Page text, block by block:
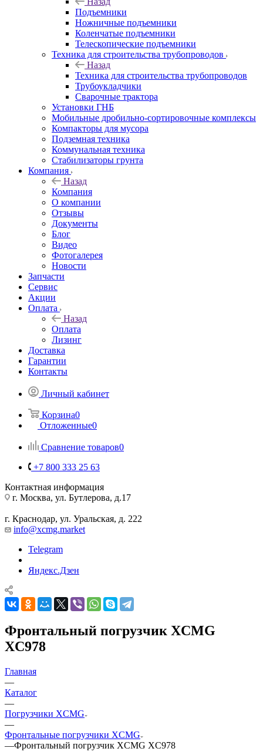
Подъемники
Ножничные подъемники
Коленчатые подъемники
Телескопические подъемники
Техника для строительства трубопроводов
Назад
Техника для строительства трубопроводов
Трубоукладчики
Сварочные трактора
Установки ГНБ
Мобильные дробильно-сортировочные комплексы
Компакторы для мусора
Подземная техника
Коммунальная техника
Стабилизаторы грунта
Компания
Назад
Компания
О компании
Отзывы
Документы
Блог
Видео
Фотогалерея
Новости
Запчасти
Сервис
Акции
Оплата
Назад
Оплата
Лизинг
Доставка
Гарантии
Контакты
Личный кабинет
Корзина0
Отложенные0
Сравнение товаров0
+7 800 333 25 63
Контактная информация
г. Москва, ул. Бутлерова, д.17
г. Краснодар, ул. Уральская, д. 222
info@xcmg.market
Telegram
Яндекс.Дзен
Фронтальный погрузчик XCMG
XC978
Главная
—
Каталог
—
Погрузчики XCMG
—
Фронтальные погрузчики XCMG
—Фронтальный погрузчик XCMG XC978